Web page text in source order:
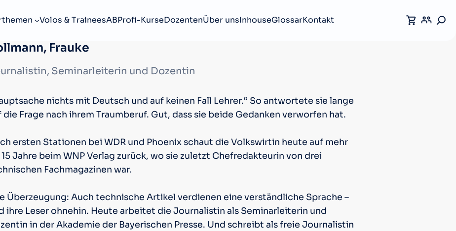
Volos & TraineesABProfi-KurseDozentenÜber unsInhouseGlossarKontakt
Frauke
Seminarleiterin und Dozentin
nichts mit Deutsch und auf keinen Fall Lehrer.“ So antwortete sie lange
die Frage nach ihrem Traumberuf. Gut, dass sie beide Gedanken verworfen hat.
ersten Stationen bei WDR und Phoenix schaut die Volkswirtin heute auf mehr
15 Jahre beim WNP Verlag zurück, wo sie zuletzt Chefredakteurin von drei
Fachmagazinen war.
Überzeugung: Auch technische Artikel verdienen eine verständliche Sprache –
ihre Leser ohnehin. Heute arbeitet die Journalistin als Seminarleiterin und
in der Akademie der Bayerischen Presse. Und schreibt als freie Journalistin